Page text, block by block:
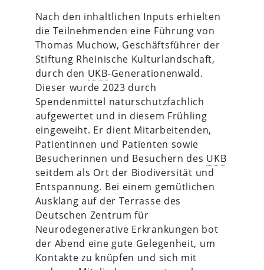
Nach den inhaltlichen Inputs erhielten
die Teilnehmenden eine Führung von
Thomas Muchow, Geschäftsführer der
Stiftung Rheinische Kulturlandschaft,
durch den UKB-Generationenwald.
Dieser wurde 2023 durch
Spendenmittel naturschutzfachlich
aufgewertet und in diesem Frühling
eingeweiht. Er dient Mitarbeitenden,
Patientinnen und Patienten sowie
Besucherinnen und Besuchern des UKB
seitdem als Ort der Biodiversität und
Entspannung. Bei einem gemütlichen
Ausklang auf der Terrasse des
Deutschen Zentrum für
Neurodegenerative Erkrankungen bot
der Abend eine gute Gelegenheit, um
Kontakte zu knüpfen und sich mit